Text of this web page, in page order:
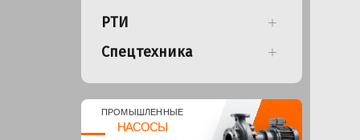
РТИ
Спецтехника
ПРОМЫШЛЕННЫЕ
НАСОСЫ